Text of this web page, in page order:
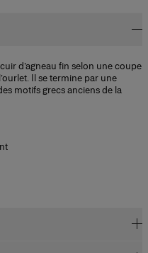
d’agneau fin selon une coupe
Il se termine par une
motifs grecs anciens de la